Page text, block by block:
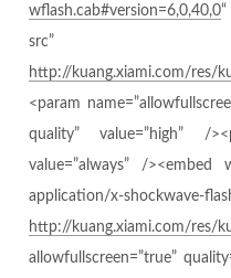
wflash.cab#version=6,0,40,0
src”
http://kuang.xiami.com/res/
<param
quality” value=”high” /
value=”always” /><embed
application/x-
http://kuang.xiami.com/res/
allowfullscreen=”true”